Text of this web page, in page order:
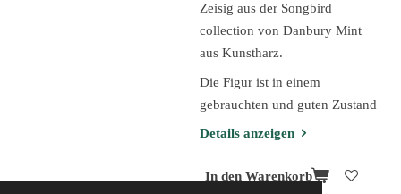
Zeisig aus der Songbird
collection von Danbury Mint
aus Kunstharz.
Die Figur ist in einem
gebrauchten und guten Zustand
Details anzeigen
In den Warenkorb